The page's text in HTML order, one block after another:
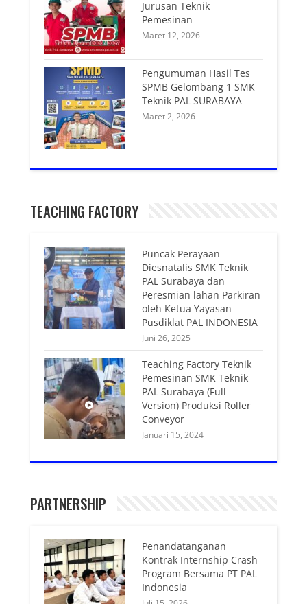
Jurusan Teknik
Pemesinan
Maret 12, 2026
Pengumuman Hasil Tes
SPMB Gelombang 1 SMK
Teknik PAL SURABAYA
Maret 2, 2026
TEACHING FACTORY
Puncak Perayaan
Diesnatalis SMK Teknik
PAL Surabaya dan
Peresmian lahan Parkiran
oleh Ketua Yayasan
Pusdiklat PAL INDONESIA
Juni 26, 2025
Teaching Factory Teknik
Pemesinan SMK Teknik
PAL Surabaya (Full
Version) Produksi Roller
Conveyor
Januari 15, 2024
PARTNERSHIP
Penandatanganan
Kontrak Internship Crash
Program Bersama PT PAL
Indonesia